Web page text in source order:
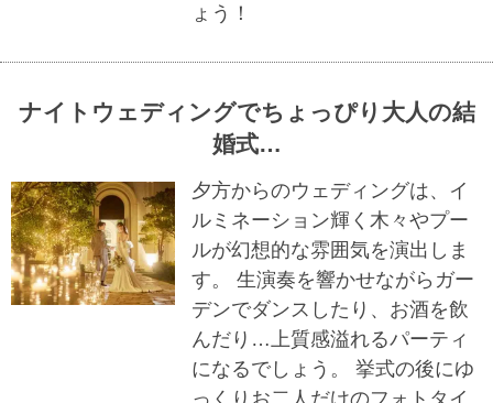
ょう！
ナイトウェディングでちょっぴり大人の結
婚式…
夕方からのウェディングは、イ
ルミネーション輝く木々やプー
ルが幻想的な雰囲気を演出しま
す。 生演奏を響かせながらガー
デンでダンスしたり、お酒を飲
んだり…上質感溢れるパーティ
になるでしょう。 挙式の後にゆ
っくりお二人だけのフォトタイ